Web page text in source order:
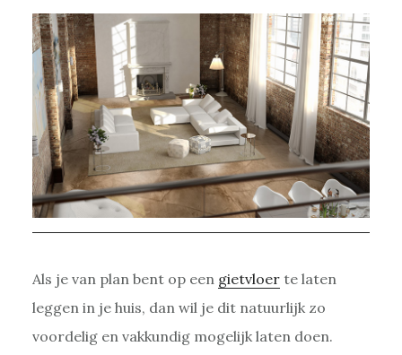
Als je van plan bent op een gietvloerte laten
leggen in je huis, dan wil je dit natuurlijk zo
voordelig en vakkundig mogelijk laten doen.